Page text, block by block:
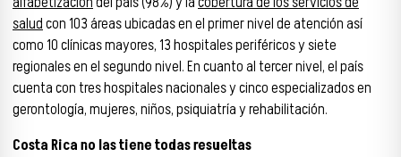
saludcon 103 áreas ubicadas en el primer nivel de atención así
como 10 clínicas mayores, 13 hospitales periféricos y siete
regionales en el segundo nivel. En cuanto al tercer nivel, el país
cuenta con tres hospitales nacionales y cinco especializados en
gerontología, mujeres, niños, psiquiatría y rehabilitación.
Costa Rica no las tiene todas resueltas